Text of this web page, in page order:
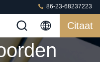
86-23-68237223
Citaat